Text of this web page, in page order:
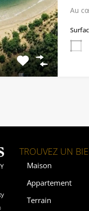
Au
TROUVEZ UN
Maison
Appartement
Terrain